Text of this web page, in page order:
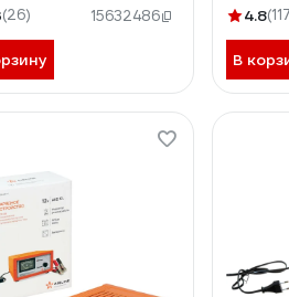
пуск ДВС APB-10-
(26) 15632486
16
4.8
В